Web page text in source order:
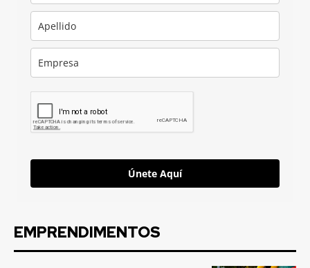
Únete Aquí
EMPRENDIMENTOS